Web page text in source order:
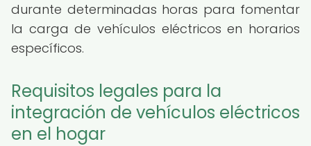
durante determinadas horas para fomentar
la carga de vehículos eléctricos en horarios
específicos.
Requisitos legales para la
integración de vehículos eléctricos
en el hogar